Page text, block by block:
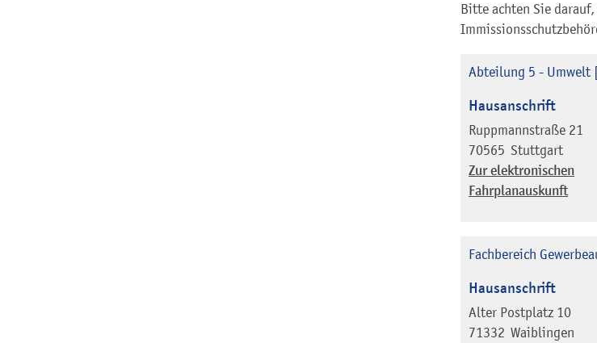
Bitte achten Sie
Abteilung 5 - Umwelt
Hausanschrift
Ruppmannstraße 21
70565 Stuttgart
Zur elektronischen
Fahrplanauskunft
Fachbereich
Hausanschrift
Alter Postplatz 10
71332 Waiblingen